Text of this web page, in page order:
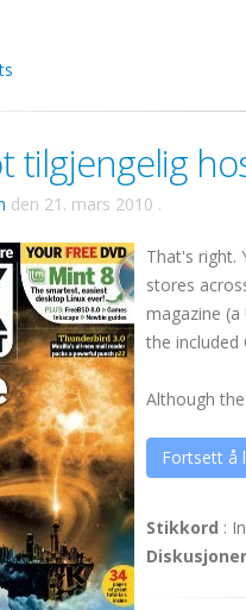
tilgjengelig
den 21. mars 2010 .
That's right.
stores
magazine (a
the included
Although
Fortsett å
Stikkord :
Diskusjoner